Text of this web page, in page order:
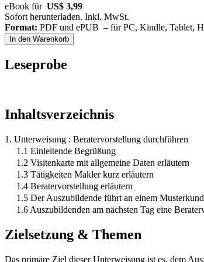
eBook für US$ 3,99
Sofort herunterladen. Inkl. MwSt.
Format: PDF und ePUB – für PC, Kindle, Tablet,
In den Warenkorb
Leseprobe
Inhaltsverzeichnis
1. Unterweisung : Beratervorstellung durchführen
1.1 Einleitende Begrüßung
1.2 Visitenkarte mit allgemeine Daten erläutern
1.3 Tätigkeiten Makler kurz erläutern
1.4 Beratervorstellung erläutern
1.5 Der Auszubildende führt an einem
1.6 Auszubildenden am nächsten Tag eine
Zielsetzung & Themen
Das primäre Ziel dieser Unterweisung ist es, dem